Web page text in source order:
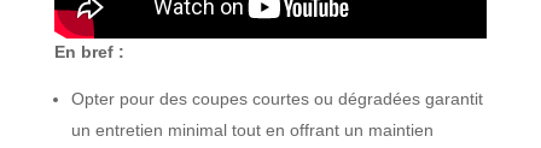
En bref :
Opter pour des coupes courtes ou dégradées garantit
un entretien minimal tout en offrant un maintien